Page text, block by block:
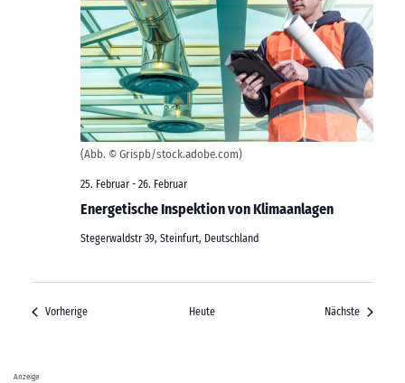
(Abb. © Grispb/stock.adobe.com)
Energetische Inspektion von Klimaanlagen
25. Februar - 26. Februar
Stegerwaldstr 39, Steinfurt, Deutschland
VorherigeVeranstaltungen Heute Nächste
Anzeige